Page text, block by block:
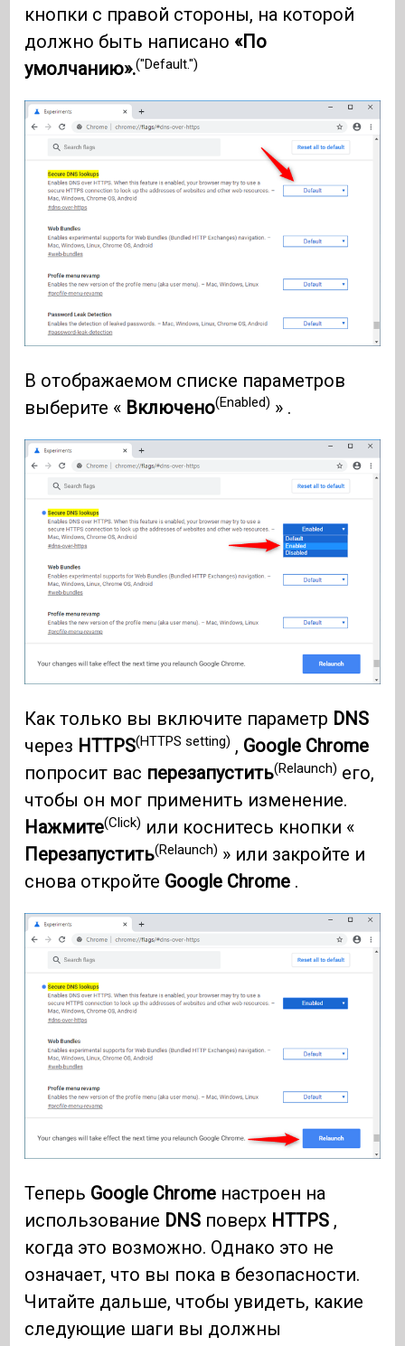
кнопки с правой стороны, на которой
должно быть написано «По
умолчанию».("Default.")
В отображаемом списке параметров
выберите « Включено(Enabled) » .
Как только вы включите параметр DNS
через HTTPS(HTTPS setting) , Google Chrome
попросит вас перезапустить(Relaunch) его,
чтобы он мог применить изменение.
Нажмите(Click) или коснитесь кнопки «
Перезапустить(Relaunch) » или закройте и
снова откройте Google Chrome .
Теперь Google Chrome настроен на
использование DNS поверх HTTPS ,
когда это возможно. Однако это не
означает, что вы пока в безопасности.
Читайте дальше, чтобы увидеть, какие
следующие шаги вы должны